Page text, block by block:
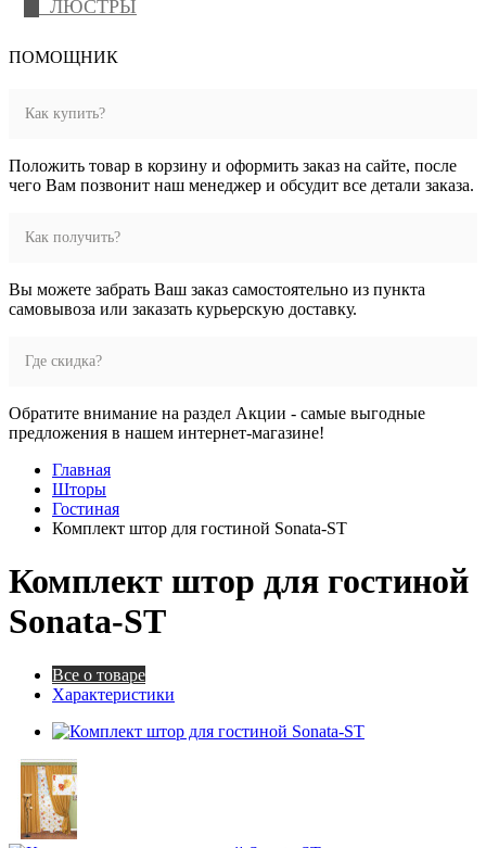
ЛЮСТРЫ
ПОМОЩНИК
Как купить?
Положить товар в корзину и оформить заказ на сайте, после
чего Вам позвонит наш менеджер и обсудит все детали заказа.
Как получить?
Вы можете забрать Ваш заказ самостоятельно из пункта
самовывоза или заказать курьерскую доставку.
Где скидка?
Обратите внимание на раздел Акции - самые выгодные
предложения в нашем интернет-магазине!
Главная
Шторы
Гостиная
Комплект штор для гостиной Sonata-ST
Комплект штор для гостиной
Sonata-ST
Все о товаре
Характеристики